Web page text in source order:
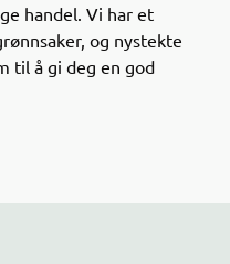
datovarer i
over varer med kort
handel. Vi har et
og nystekte
til å gi deg en god